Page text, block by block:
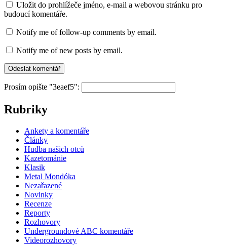
Uložit do prohlížeče jméno, e-mail a webovou stránku pro
budoucí komentáře.
Notify me of follow-up comments by email.
Notify me of new posts by email.
Prosím opište "3eaef5":
Rubriky
Ankety a komentáře
Články
Hudba našich otců
Kazetománie
Klasik
Metal Mondóka
Nezařazené
Novinky
Recenze
Reporty
Rozhovory
Undergroundové ABC komentáře
Videorozhovory